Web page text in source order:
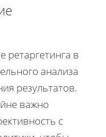
ретаргетинга в
анализа
результатов.
важно
с